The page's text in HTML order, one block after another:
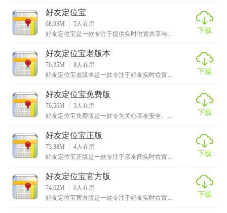
个人隐私安全。
4. 多功能体验：除了定位功能外，还提供实时录音、远程录
5. 绿色安全：软件无任何恶意插件和病毒，用户可以放心使
用。
【好友定位宝最新版优势】
1. 跨平台支持：支持安卓系统，适用于多种手机型号和版
本。
2. 流量节省：软件运行时耗流量非常小，不会浪费用户的流
3. 用户友好：界面简洁明了，操作简便易上手，无论是老人
还是小孩都可以轻松使用。
好友定位宝
68.03M 5人在用
好友定位宝是一款专注于提供实时位置共享与...
下载
好友定位宝老版本
76.35M 8人在用
好友定位宝老版本是一款专注于好友实时位置...
下载
好友定位宝免费版
76.56M 3人在用
好友定位宝免费版是一款专为关心亲友安全、...
下载
好友定位宝正版
73.38M 4人在用
好友定位宝正版是一款专注于亲友间实时位置...
下载
好友定位宝官方版
74.62M 6人在用
好友定位宝官方版是一款专注于好友实时位置...
下载